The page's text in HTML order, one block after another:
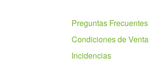
Preguntas Frecuentes
Condiciones de Venta
Incidencias